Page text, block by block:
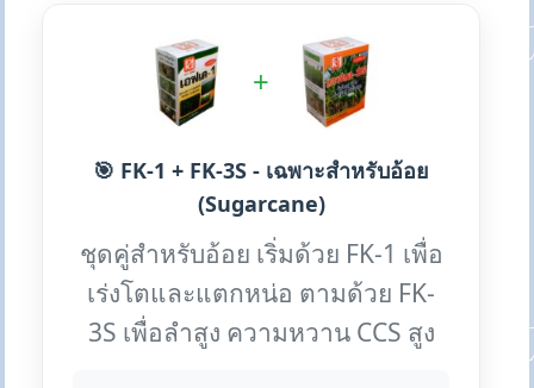
+
🎯 FK-1 + FK-3S - เฉพาะสำหรับอ้อย
(Sugarcane)
ชุดคู่สำหรับอ้อย เริ่มด้วย FK-1 เพื่อ
เร่งโตและแตกหน่อ ตามด้วย FK-
3S เพื่อลำสูง ความหวาน CCS สูง